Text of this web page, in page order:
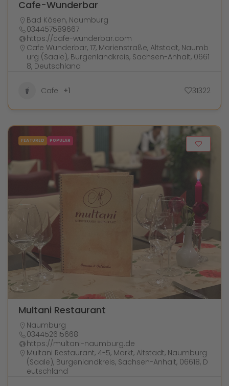
Cafe-Wunderbar
Bad Kösen, Naumburg
034457589667
https://cafe-wunderbar.com
Cafe Wunderbar, 17, Marienstraße, Altstadt, Naumb
urg (Saale), Burgenlandkreis, Sachsen-Anhalt, 0661
8, Deutschland
Cafe +1 31322
FEATURED POPULAR
Multani Restaurant
Naumburg
034452615668
https://multani-naumburg.de
Multani Restaurant, 4-5, Markt, Altstadt, Naumburg
(Saale), Burgenlandkreis, Sachsen-Anhalt, 06618, D
eutschland